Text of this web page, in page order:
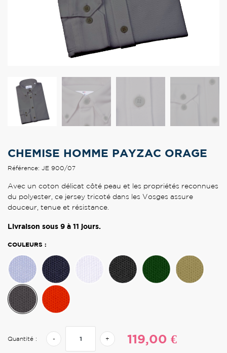
CHEMISE HOMME PAYZAC ORAGE
Référence: JE 900/07
Avec un coton délicat côté peau et les propriétés reconnues
du polyester, ce jersey tricoté dans les Vosges assure
douceur, tenue et résistance.
Livraison sous 9 à 11 jours.
COULEURS :
Quantité : - + 119,00 €